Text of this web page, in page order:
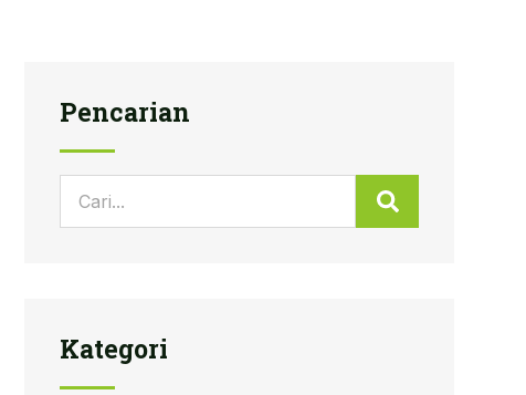
Pencarian
Search
Kategori